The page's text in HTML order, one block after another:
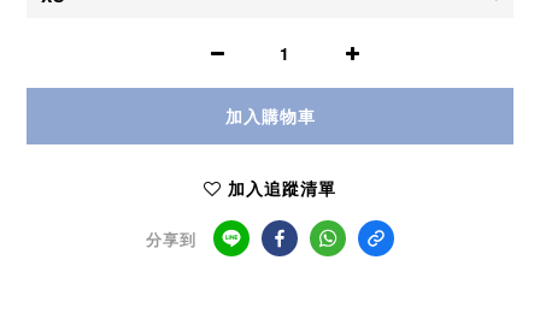
加入購物車
加入追蹤清單
分享到